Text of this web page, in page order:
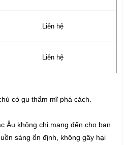
Liên hệ
Liên hệ
có gu thẩm mĩ phá cách.
Âu không chỉ mang đến cho bạn
sáng ổn định, không gây hại